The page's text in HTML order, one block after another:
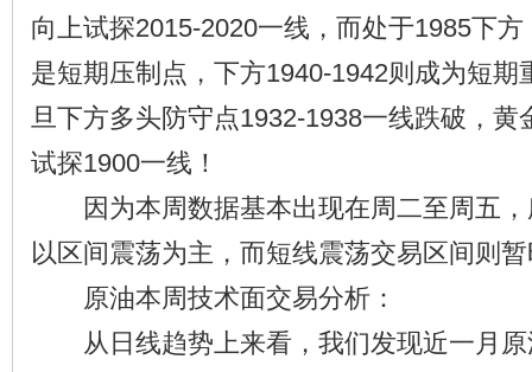
向上试探2015-2020一线，而处于1985下
是短期压制点，下方1940-1942则成为短期
旦下方多头防守点1932-1938一线跌破，黄
试探1900一线！
因为本周数据基本出现在周二至周五，
以区间震荡为主，而短线震荡交易区间则
原油本周技术面交易分析：
从日线趋势上来看，我们发现近一月原